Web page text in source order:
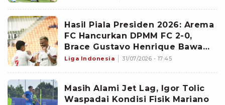
Hasil Piala Presiden 2026: Arema
FC Hancurkan DPMM FC 2-0,
Brace Gustavo Henrique Bawa
Singo Edan Berpesta
Liga Indonesia 31/07/2026 - 17:45
Masih Alami Jet Lag, Igor Tolic
Waspadai Kondisi Fisik Mariano